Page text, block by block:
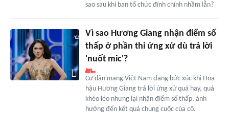
sao sau khi ban tổ chức đính chính nhầm lẫn?
Vì sao Hương Giang nhận điểm số
thấp ở phần thi ứng xử dù trả lời
'nuốt mic'?
Cư dân mạng Việt Nam đang bức xúc khi Hoa
hậu Hương Giang trả lời ứng xử quá hay, quá
khéo léo nhưng lại nhận điểm số thấp, ảnh
hưởng đến kết quả chung cuộc của cô.